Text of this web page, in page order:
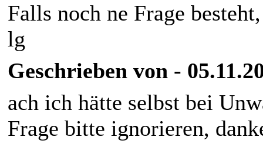
Falls noch ne Frage
lg
Geschrieben von -
ach ich hätte selbst bei
Frage bitte ignorieren,